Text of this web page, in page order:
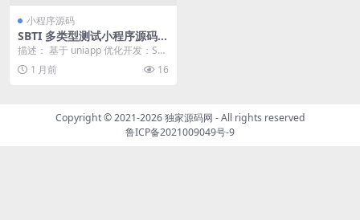
小程序源码
SBTI 多类型测试小程序源码
基于 uniapp 优化开发
描述： 基于 uniapp 优化开发：SB
TI 多类型测试小程序源码 MBTI已...
1 月前 16
Copyright © 2021-2026独家源码网 - All rights reserved
鲁ICP备2021009049号-9